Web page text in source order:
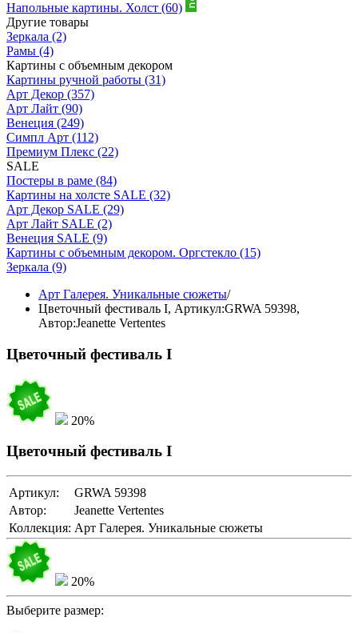
Напольные картины. Холст (60)
Другие товары
Зеркала (2)
Рамы (4)
Картины с объемным декором
Картины ручной работы (31)
Арт Декор (357)
Арт Лайт (90)
Венеция (249)
Симпл Арт (112)
Премиум Плекс (22)
SALE
Постеры в раме (84)
Картины на холсте SALE (32)
Арт Декор SALE (29)
Арт Лайт SALE (2)
Венеция SALE (9)
Картины с объемным декором. Оргстекло (15)
Зеркала (9)
Арт Галерея. Уникальные сюжеты/
Цветочный фестиваль I, Артикул:GRWA 59398,
Автор:Jeanette Vertentes
Цветочный фестиваль I
20%
Цветочный фестиваль I
Артикул:
GRWA 59398
Автор:
Jeanette Vertentes
Коллекция: Арт Галерея. Уникальные сюжеты
20%
Выберите размер: